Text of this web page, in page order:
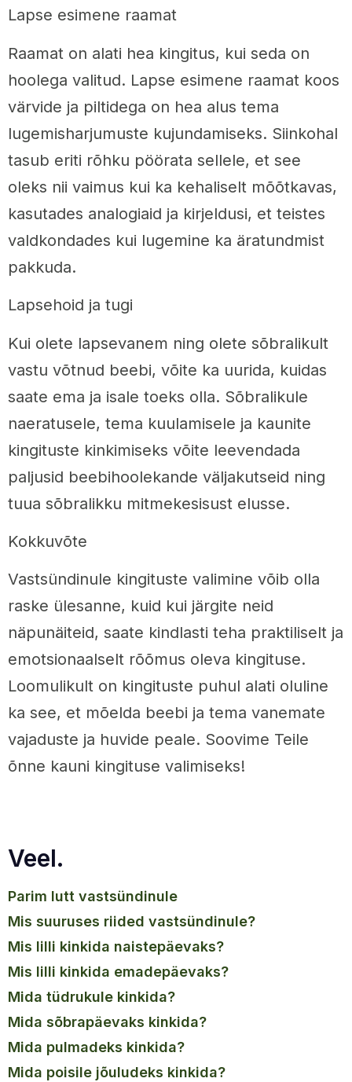
Lapse esimene raamat
Raamat on alati hea kingitus, kui seda on
hoolega valitud. Lapse esimene raamat koos
värvide ja piltidega on hea alus tema
lugemisharjumuste kujundamiseks. Siinkohal
tasub eriti rõhku pöörata sellele, et see
oleks nii vaimus kui ka kehaliselt mõõtkavas,
kasutades analogiaid ja kirjeldusi, et teistes
valdkondades kui lugemine ka äratundmist
pakkuda.
Lapsehoid ja tugi
Kui olete lapsevanem ning olete sõbralikult
vastu võtnud beebi, võite ka uurida, kuidas
saate ema ja isale toeks olla. Sõbralikule
naeratusele, tema kuulamisele ja kaunite
kingituste kinkimiseks võite leevendada
paljusid beebihoolekande väljakutseid ning
tuua sõbralikku mitmekesisust elusse.
Kokkuvõte
Vastsündinule kingituste valimine võib olla
raske ülesanne, kuid kui järgite neid
näpunäiteid, saate kindlasti teha praktiliselt ja
emotsionaalselt rõõmus oleva kingituse.
Loomulikult on kingituste puhul alati oluline
ka see, et mõelda beebi ja tema vanemate
vajaduste ja huvide peale. Soovime Teile
õnne kauni kingituse valimiseks!
Veel.
parim lutt vastsündinule
mis suuruses riided vastsündinule?
mis lilli kinkida naistepäevaks?
mis lilli kinkida emadepäevaks?
mida tüdrukule kinkida?
mida sõbrapäevaks kinkida?
mida pulmadeks kinkida?
mida poisile jõuludeks kinkida?